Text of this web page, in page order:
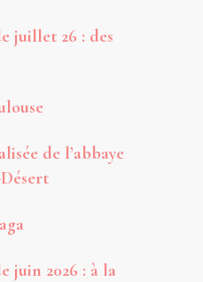
juillet 26 : des
de l’abbaye
juin 2026 : à la